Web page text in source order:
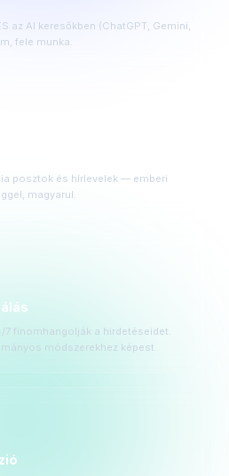
az AI keresőkben (ChatGPT, Gemini,
fele munka.
posztok és hírlevelek — emberi
magyarul.
finomhangolják a hirdetéseidet.
módszerekhez képest.